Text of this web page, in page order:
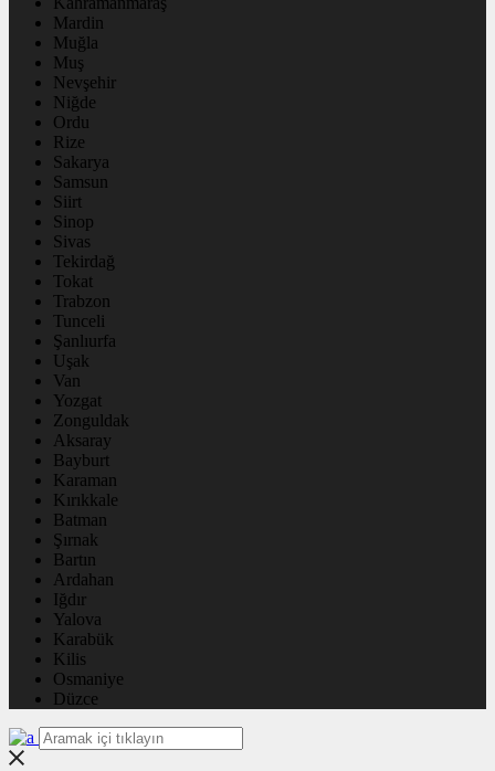
Mardin
Muğla
Muş
Nevşehir
Niğde
Ordu
Rize
Sakarya
Samsun
Siirt
Sinop
Sivas
Tekirdağ
Tokat
Trabzon
Tunceli
Şanlıurfa
Uşak
Van
Yozgat
Zonguldak
Aksaray
Bayburt
Karaman
Kırıkkale
Batman
Şırnak
Bartın
Ardahan
Iğdır
Yalova
Karabük
Kilis
Osmaniye
Düzce